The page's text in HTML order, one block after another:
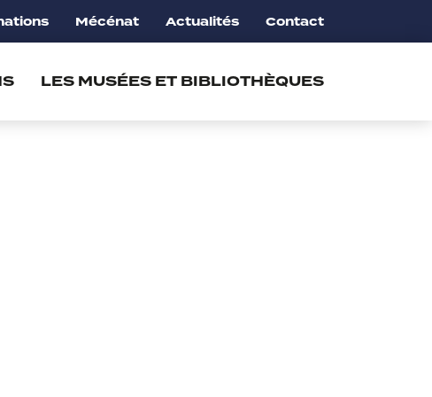
Mécénat Actualités Contact
LES MUSÉES ET BIBLIOTHÈQUES